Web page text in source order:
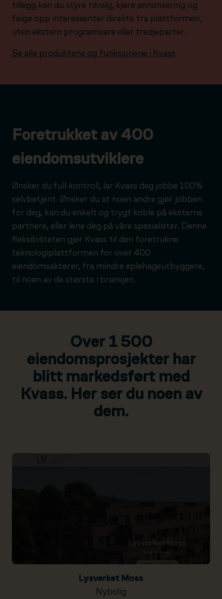
tillegg kan du styre tilvalg, kjøre annonsering og
følge opp interessenter direkte fra plattformen,
uten ekstern programvare eller tredjeparter.
Se alle produktene og funksjonene i Kvass
Foretrukket av 400
eiendomsutviklere
Ønsker du full kontroll, lar Kvass deg jobbe 100%
selvbetjent. Ønsker du at noen andre gjør jobben
for deg, kan du enkelt og trygt koble på eksterne
partnere, eller lene deg på våre spesialister. Denne
fleksibiliteten gjør Kvass til den foretrukne
teknologiplattformen for over 400
eiendomsaktører, fra mindre eplehageutbyggere,
til noen av de største i bransjen.
Over 1 500
eiendomsprosjekter har
blitt markedsført med
Kvass. Her ser du noen av
dem.
Lysverket Moss
Nybolig